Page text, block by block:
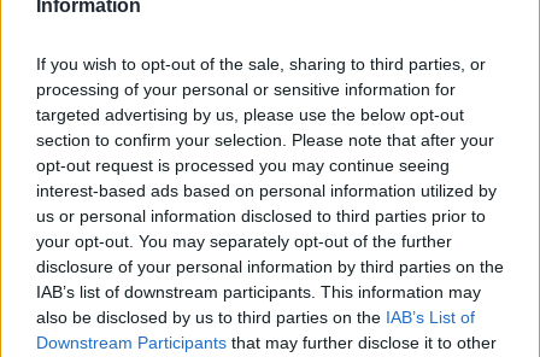
Information
If you wish to opt-out of the sale, sharing to third parties, or
processing of your personal or sensitive information for
targeted advertising by us, please use the below opt-out
section to confirm your selection. Please note that after your
opt-out request is processed you may continue seeing
interest-based ads based on personal information utilized by
us or personal information disclosed to third parties prior to
your opt-out. You may separately opt-out of the further
disclosure of your personal information by third parties on the
IAB’s list of downstream participants. This information may
also be disclosed by us to third parties on the IAB’s List of
Downstream Participants that may further disclose it to other
internațional român a semnat cu o echipă din
Anglia